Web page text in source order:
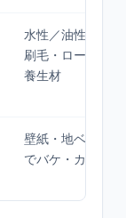
水性／油性塗料・
刷毛・ローラー・
養生材
壁紙・地ベラ・な
でバケ・カッター